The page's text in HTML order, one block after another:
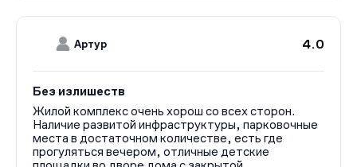
Артур 4.0
Без излишеств
Жилой комплекс очень хорош со всех сторон.
Наличие развитой инфраструктуры, парковочные
места в достаточном количестве, есть где
прогуляться вечером, отличные детские